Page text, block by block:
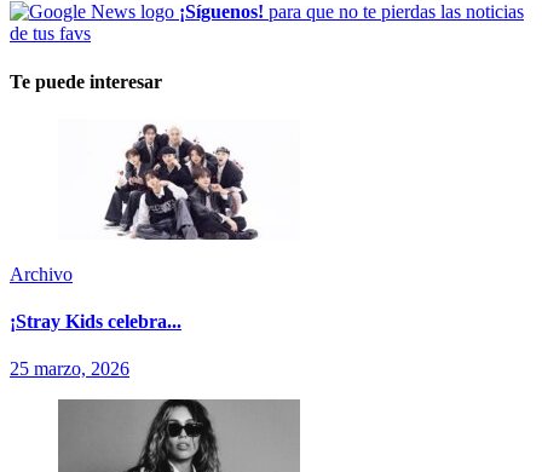
¡Síguenos! para que no te pierdas las noticias
de tus favs
Te puede interesar
Archivo
¡Stray Kids celebra...
25 marzo, 2026